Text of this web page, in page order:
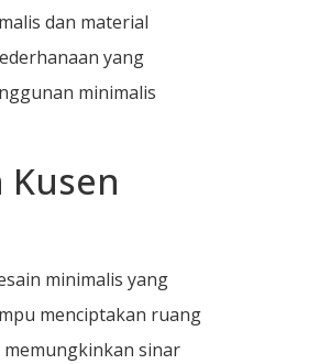
dan material
yang
minimalis
Kusen
minimalis yang
menciptakan ruang
sinar